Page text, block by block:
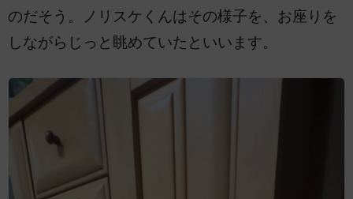
のだそう。ノリスケくんはその様子を、お座りを
しながらじっと眺めていたといいます。